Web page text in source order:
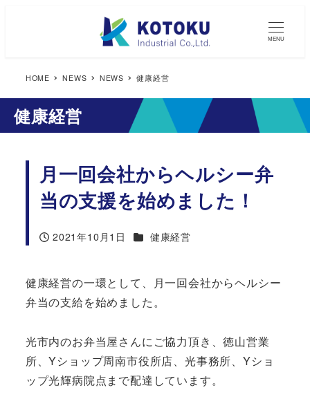
MENU
HOME NEWS NEWS 健康経営
健康経営
月一回会社からヘルシー弁
当の支援を始めました！
投稿日
2021年10月1日 カテゴリー
健康経営
健康経営の一環として、月一回会社からヘルシー
弁当の支給を始めました。
光市内のお弁当屋さんにご協力頂き、徳山営業
所、Yショップ周南市役所店、光事務所、Yショ
ップ光輝病院点まで配達しています。